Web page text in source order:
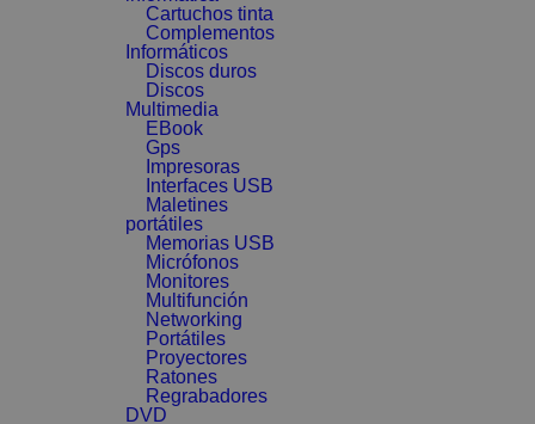
Cartuchos tinta
Complementos
Informáticos
Discos duros
Discos
Multimedia
EBook
Gps
Impresoras
Interfaces USB
Maletines
portátiles
Memorias USB
Micrófonos
Monitores
Multifunción
Networking
Portátiles
Proyectores
Ratones
Regrabadores
DVD